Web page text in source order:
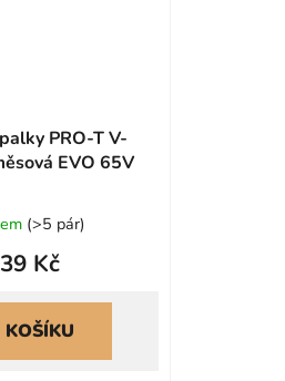
PRO-T V-
EVO 65V
(>5 pár)
Kč